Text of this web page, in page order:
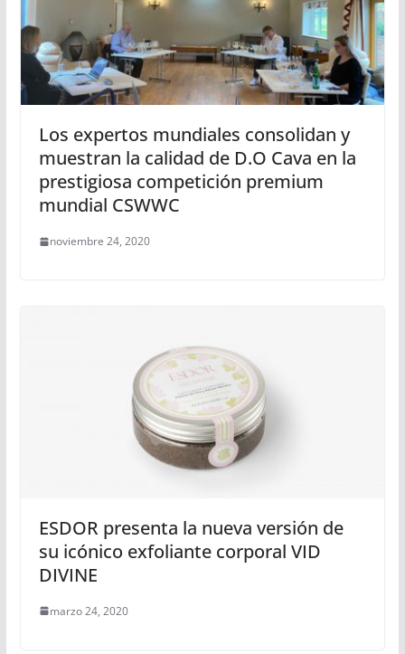
Los expertos mundiales consolidan y
muestran la calidad de D.O Cava en la
prestigiosa competición premium
mundial CSWWC
noviembre 24, 2020
ESDOR presenta la nueva versión de
su icónico exfoliante corporal VID
DIVINE
marzo 24, 2020